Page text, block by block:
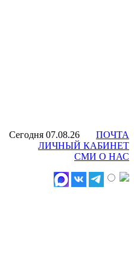
Сегодня 07.08.26
ПОЧТА
ЛИЧНЫЙ КАБИНЕТ
СМИ О НАС